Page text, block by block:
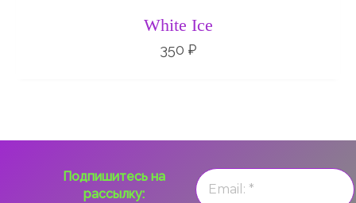
White Ice
350 ₽
Подпишитесь на
рассылку: